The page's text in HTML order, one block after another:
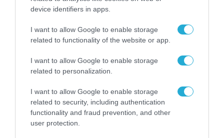
device identifiers in apps.
I want to allow Google to enable storage
related to functionality of the website or app.
I want to allow Google to enable storage
related to personalization.
I want to allow Google to enable storage
related to security, including authentication
functionality and fraud prevention, and other
user protection.
06.08.2026 | 10:02
Ανησυχία στην Δύση: H Ρωσία εξοπλίζει τα Su-
57 με νέους πυραύλους που «κυνηγούν» τον
στόχο μέσα από παρεμβολές!
ΠΟΛΙΤΙΚΗ